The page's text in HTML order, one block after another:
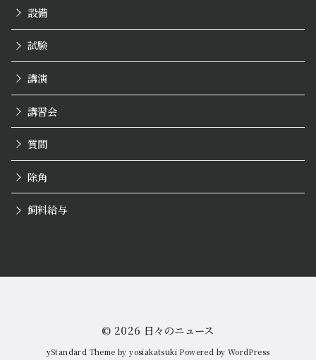
設備
試験
講演
講習会
質問
除角
飼料給与
© 2026 日々のニュース
yStandard Theme byyosiakatsuki Powered by WordPress